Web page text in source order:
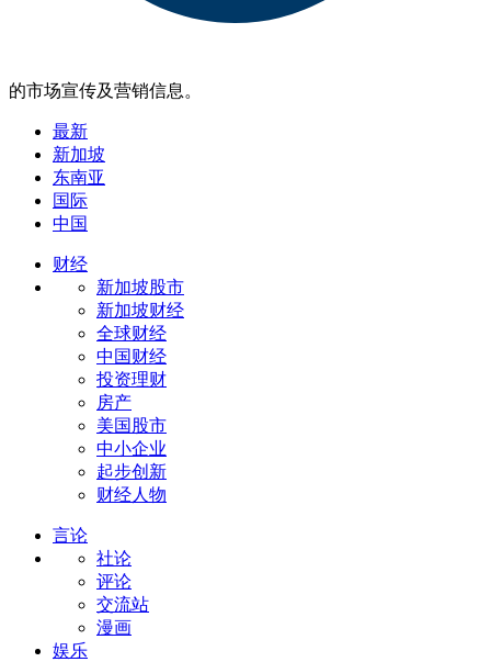
的市场宣传及营销信息。
最新
新加坡
东南亚
国际
中国
财经
新加坡股市
新加坡财经
全球财经
中国财经
投资理财
房产
美国股市
中小企业
起步创新
财经人物
言论
社论
评论
交流站
漫画
娱乐